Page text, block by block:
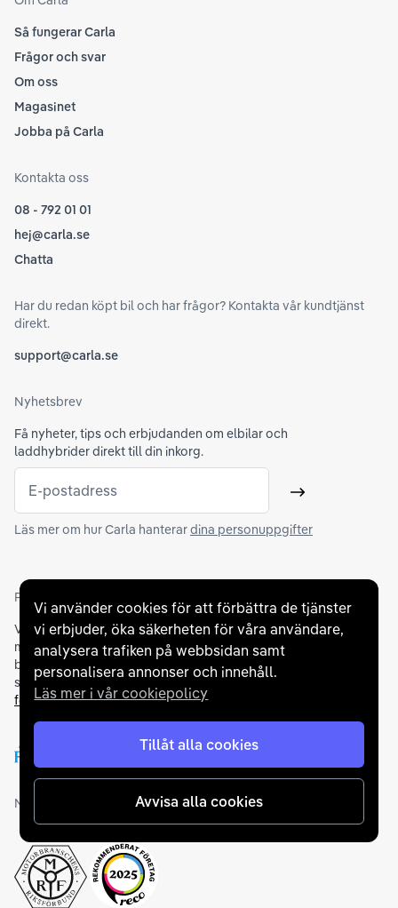
Vi använder cookies för att förbättra de tjänster
vi erbjuder, öka säkerheten för våra användare,
analysera trafiken på webbsidan samt
personalisera annonser och innehåll.
Läs mer i vår cookiepolicy
Tillåt alla cookies
Avvisa alla cookies
Så fungerar Carla
Frågor och svar
Om oss
Magasinet
Jobba på Carla
Kontakta oss
08 - 792 01 01
hej@carla.se
Chatta
Har du redan köpt bil och har frågor? Kontakta vår kundtjänst
direkt.
support@carla.se
Nyhetsbrev
Få nyheter, tips och erbjudanden om elbilar och
laddhybrider direkt till din inkorg.
E-postadress Skicka
Läs mer om hur Carla hanterardina personuppgifter
Partners och betallösningar
Vi samarbetar medflertalet banker för att erbjuda dig bästa
möjliga finansieringslösning och stödjer en rad olika
betalningsmetoder. För att du ska känna dig trygg vid ditt köp
samarbetar vi med Folksam och AutoConcept gällande
försäkringar och garantier.
Medlemskap och utmärkelser